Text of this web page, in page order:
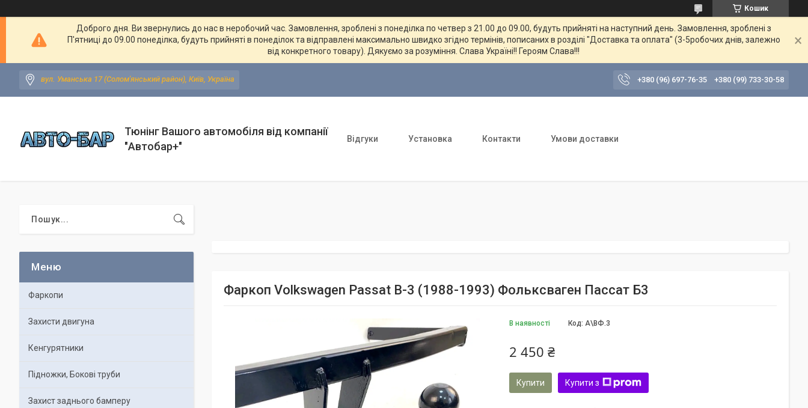
Кошик
Доброго дня. Ви звернулись до нас в неробочий час. Замовлення, зроблені з понеділка по четвер з 21.00 до 09.00, будуть прийняті на наступний день. Замовлення, зроблені з
П'ятниці до 09.00 понеділка, будуть прийняті в понеділок та відправлені максимально швидко згідно термінів, пописаних в розділі "Доставка та оплата" (3-5робочих днів, залежно
від конкретного товару). Дякуємо за розуміння. Слава Україні!! Героям Слава!!!
вул. Уманська 17 (Солом'янський район), Київ, Україна +380 (96) 697-76-35 +380 (99) 733-30-58
Тюнінг Вашого автомобіля від компанії
"Автобар+"
Відгуки Установка Контакти Умови доставки
Фаркоп Volkswagen Passat B-3 (1988-1993) Фольксваген Пассат Б3
В наявності Код: А\ВФ.3
2 450 ₴
Купити Купити з
Фаркопи
Захисти двигуна
Кенгурятники
Підножки, Бокові труби
Захист заднього бамперу